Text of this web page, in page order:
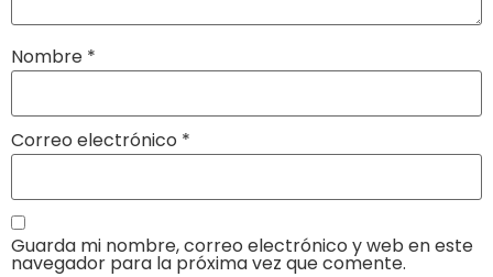
Nombre *
Correo electrónico *
Guarda mi nombre, correo electrónico y web en este
navegador para la próxima vez que comente.